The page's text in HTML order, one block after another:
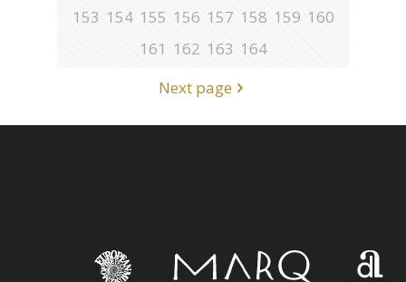
153 154 155 156 157 158 159 160
161 162 163 164
Next page